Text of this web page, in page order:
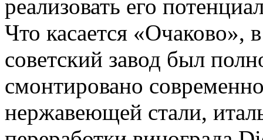
реализовать его
Что касается «Очаково»,
советский завод был
смонтировано
нержавеющей стали,